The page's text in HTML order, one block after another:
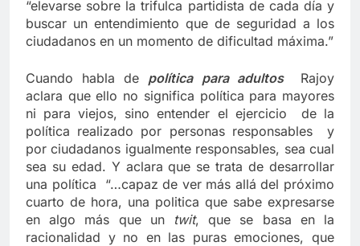
“elevarse sobre la trifulca partidista de cada día y
buscar un entendimiento que de seguridad a los
ciudadanos en un momento de dificultad máxima.”
Cuando habla de política para adultos
Rajoy
aclara que ello no significa política para mayores
ni para viejos, sino entender el ejercicio de la
política realizado por personas responsables y
por ciudadanos igualmente responsables, sea cual
sea su edad. Y aclara que se trata de desarrollar
una política “…capaz de ver más allá del próximo
cuarto de hora, una politica que sabe expresarse
en algo más que un twit, que se basa en la
racionalidad y no en las puras emociones, que